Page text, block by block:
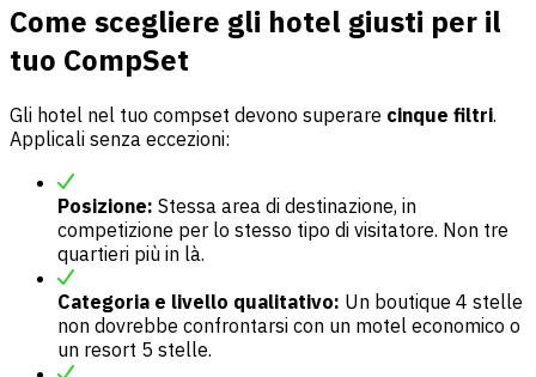
Come scegliere gli hotel giusti per il
tuo CompSet
Gli hotel nel tuo compset devono superare cinque filtri.
Applicali senza eccezioni:
Posizione: Stessa area di destinazione, in
competizione per lo stesso tipo di visitatore. Non tre
quartieri più in là.
Categoria e livello qualitativo: Un boutique 4 stelle
non dovrebbe confrontarsi con un motel economico o
un resort 5 stelle.